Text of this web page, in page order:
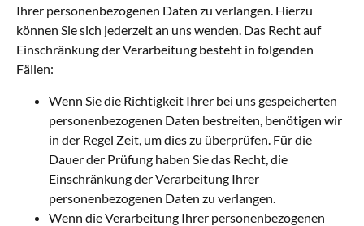
Ihrer personenbezogenen Daten zu verlangen. Hierzu
können Sie sich jederzeit an uns wenden. Das Recht auf
Einschränkung der Verarbeitung besteht in folgenden
Fällen:
Wenn Sie die Richtigkeit Ihrer bei uns gespeicherten
personenbezogenen Daten bestreiten, benötigen wir
in der Regel Zeit, um dies zu überprüfen. Für die
Dauer der Prüfung haben Sie das Recht, die
Einschränkung der Verarbeitung Ihrer
personenbezogenen Daten zu verlangen.
Wenn die Verarbeitung Ihrer personenbezogenen